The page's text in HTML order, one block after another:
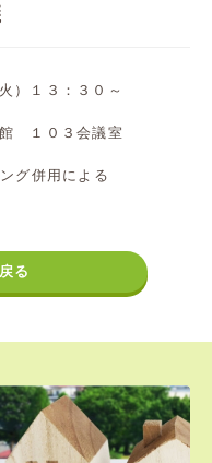
１３：３０～
１０３会議室
グ併用による
る